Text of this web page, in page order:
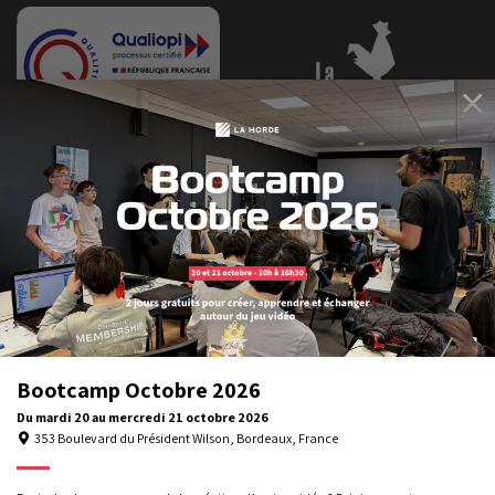
Bootcamp
Bootcamp Octobre 2026
Du mardi 20au mercredi 21 octobre 2026
353 Boulevard du Président Wilson, Bordeaux, France
×